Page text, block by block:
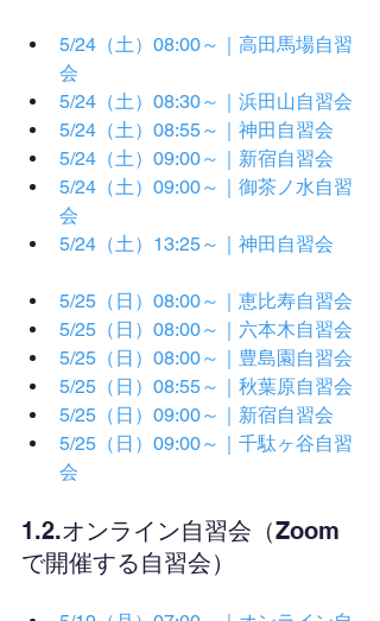
5/24（土）08:00～｜高田馬場自習
会
5/24（土）08:30～｜浜田山自習会
5/24（土）08:55～｜神田自習会
5/24（土）09:00～｜新宿自習会
5/24（土）09:00～｜御茶ノ水自習
会
5/24（土）13:25～｜神田自習会
5/25（日）08:00～｜恵比寿自習会
5/25（日）08:00～｜六本木自習会
5/25（日）08:00～｜豊島園自習会
5/25（日）08:55～｜秋葉原自習会
5/25（日）09:00～｜新宿自習会
5/25（日）09:00～｜千駄ヶ谷自習
会
1.2.オンライン自習会（Zoom
で開催する自習会）